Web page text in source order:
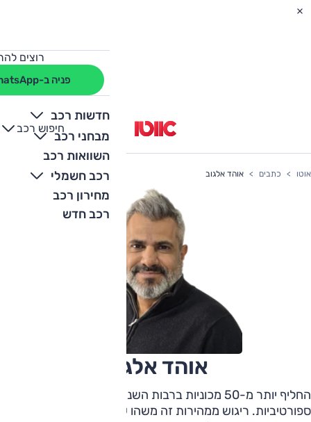
רוצים
פניה ב-WhatsApp
חדשות רכב
מבחני רכב
השוואות רכב
רכב חשמלי
מחירון רכב
רכב חדש
חיפוש רכב
+
-
אוטו כתבים אוהד אלגוב
אוהד אלגוב
החליף יותר מ-50 מכוניות ברבות השנים, רובן המוחלט
ספורטיביות. ריגוש ממהירות זה משהו שכבר לא קיים אצלו,